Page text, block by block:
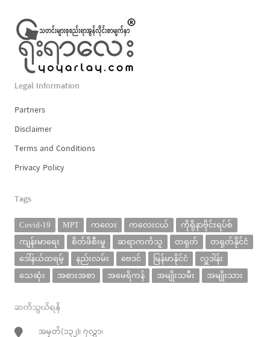
Legal Information
Partners
Disclaimer
Terms and Conditions
Privacy Policy
Tags
Covid-19 MPT ကလေး ကလေးငယ်
ကိုရိုနာဗိုင်းရပ်စ်
ကျန်းမာရေး
စိတ်ဖိစီးမှု ဆရာကင်္ကသူ တရုတ်
တရုတ်နိုင်ငံ
ဒေါ်နယ်ထရမ့်
နည်းလမ်း ဗေဒင် မြန်မာနိုင်ငံ
လှူဒါန်း
သေဆုံး
အစားအစာ အမေရိကန် အမျိုးသမီး အမျိုးသား
ဆက်သွယ်ရန်
အမှတ်(၁၃၂)၊ ၇လွှာ၊